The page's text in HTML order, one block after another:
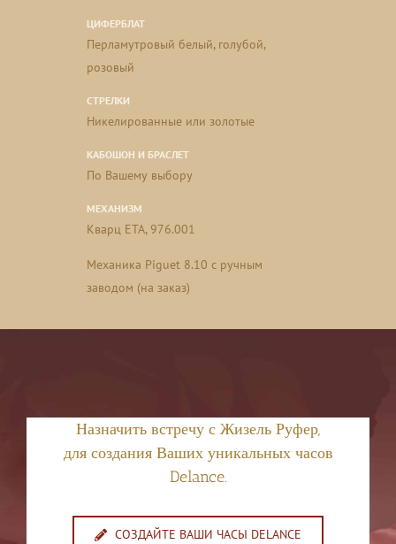
ЦИФЕРБЛАТ
Перламутровый белый, голубой,
розовый
СТРЕЛКИ
Никелированные или золотые
КАБОШОН И БРАСЛЕТ
По Вашему выбору
МЕХАНИЗМ
Кварц ETA, 976.001
Mеханика Piguet 8.10 с ручным
заводом (на заказ)
Назначить встречу с Жизель Руфер,
для создания Ваших уникальных часов
Delance.
СОЗДАЙТЕ ВАШИ ЧАСЫ DELANCE